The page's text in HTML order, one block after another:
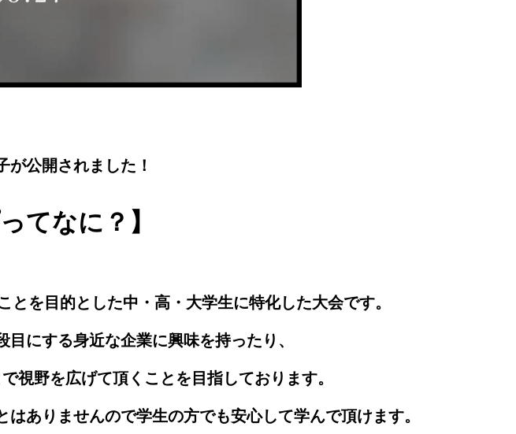
公開されました！
てなに？】
とを目的とした中・高・大学生に特化した大会です。
目にする身近な企業に興味を持ったり、
視野を広げて頂くことを目指しております。
ありませんので学生の方でも安心して学んで頂けます。